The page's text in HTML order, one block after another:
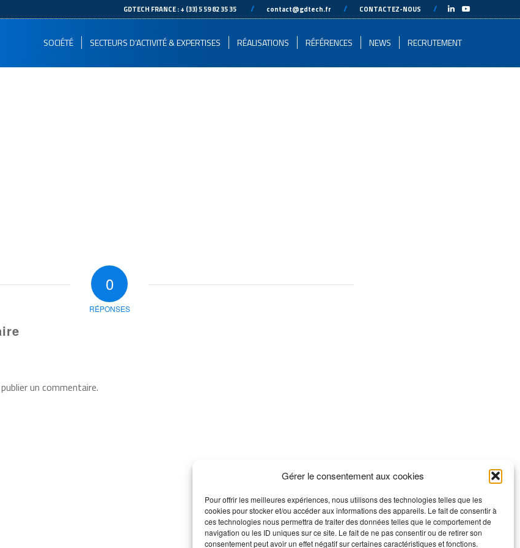
Gérer le consentement aux cookies
Pour offrir les meilleures expériences, nous utilisons des technologies telles que les
cookies pour stocker et/ou accéder aux informations des appareils. Le fait de consentir à
ces technologies nous permettra de traiter des données telles que le comportement de
navigation ou les ID uniques sur ce site. Le fait de ne pas consentir ou de retirer son
consentement peut avoir un effet négatif sur certaines caractéristiques et fonctions.
GDTECH FRANCE : + (33) 5 59 82 35 35 // contact@gdtech.fr // CONTACTEZ-NOUS //
SOCIÉTÉ SECTEURS D’ACTIVITÉ & EXPERTISES RÉALISATIONS RÉFÉRENCES NEWS RECRUTEMENT
0
RÉPONSES
un commentaire.